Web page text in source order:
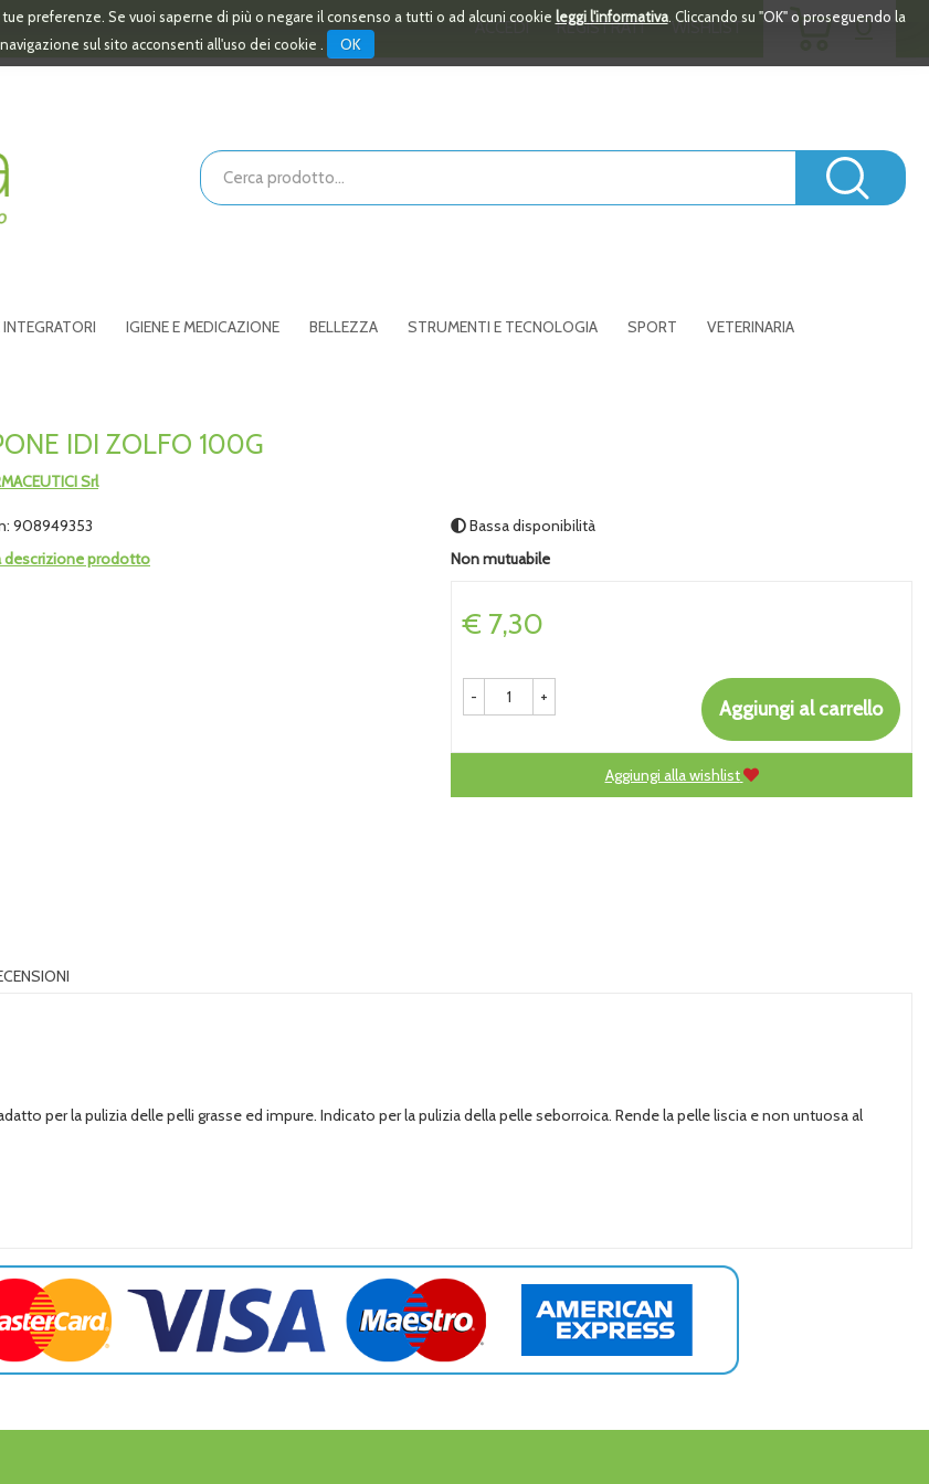
preferenze. Se vuoi saperne di più o negare il consenso a tutti o ad alcuni cookie leggi l'informativa. Cliccando su "OK" o proseguendo la
navigazione sul sito acconsenti all'uso dei cookie .
OK
ACCEDI REGISTRATI WISHLIST 0
ARTICOLI
Cerca
Prodotto
IGIENE E MEDICAZIONE BELLEZZA STRUMENTI E TECNOLOGIA SPORT VETERINARIA
IDI ZOLFO 100G
Srl
908949353
descrizione prodotto
Bassa disponibilità
Non mutuabile
Prezzo
€ 7,30
- + Aggiungi al carrello
Aggiungi alla wishlist
per la pulizia delle pelli grasse ed impure. Indicato per la pulizia della pelle seborroica. Rende la pelle liscia e non untuosa al